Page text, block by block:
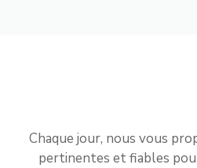
Chaque jour, nous vous
pertinentes et fiables